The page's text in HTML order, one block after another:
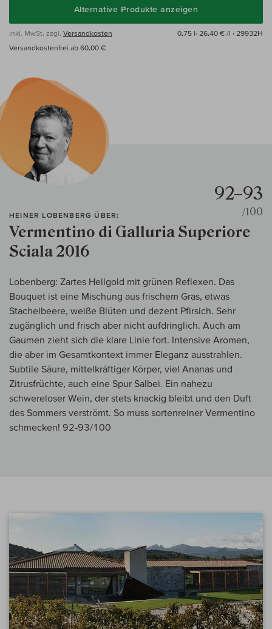
Alternative Produkte anzeigen
inkl. MwSt, zzgl. Versandkosten 0,75 l· 26,40 € /l · 29932H
Versandkostenfrei ab 60,00 €
HEINER LOBENBERG ÜBER:
Vermentino di Galluria Superiore
Sciala 2016
92–93
/100
Lobenberg: Zartes Hellgold mit grünen Reflexen. Das
Bouquet ist eine Mischung aus frischem Gras, etwas
Stachelbeere, weiße Blüten und dezent Pfirsich. Sehr
zugänglich und frisch aber nicht aufdringlich. Auch am
Gaumen zieht sich die klare Linie fort. Intensive Aromen,
die aber im Gesamtkontext immer Eleganz ausstrahlen.
Subtile Säure, mittelkräftiger Körper, viel Ananas und
Zitrusfrüchte, auch eine Spur Salbei. Ein nahezu
schwereloser Wein, der stets knackig bleibt und den Duft
des Sommers verströmt. So muss sortenreiner Vermentino
schmecken! 92-93/100